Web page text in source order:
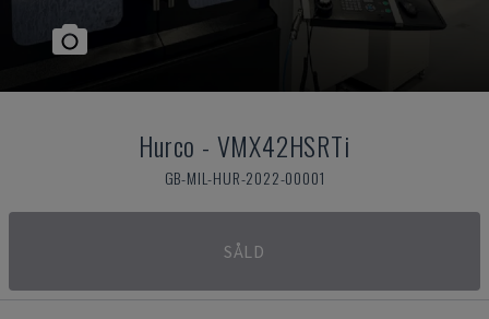
Hurco - VMX42HSRTi
GB-MIL-HUR-2022-00001
SÅLD